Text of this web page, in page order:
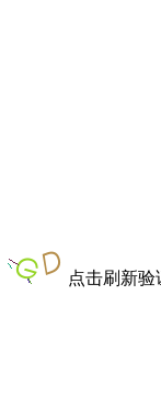
点击刷新验